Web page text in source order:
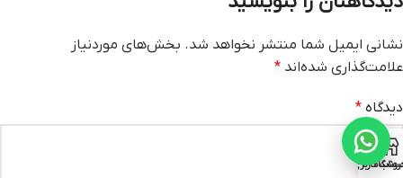
نشانی ایمیل شما منتشر نخواهد شد. بخش‌های موردنیاز
علامت‌گذاری شده‌اند *
دیدگاه *
کاربری من